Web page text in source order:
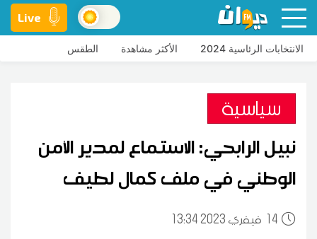
Live
الانتخابات الرئاسية 2024 الأكثر مشاهدة الطقس
سياسية
نبيل الرابحي: الاستماع لمدير الأمن
الوطني في ملف كمال لطيف
14 13:34 2023 فيفري